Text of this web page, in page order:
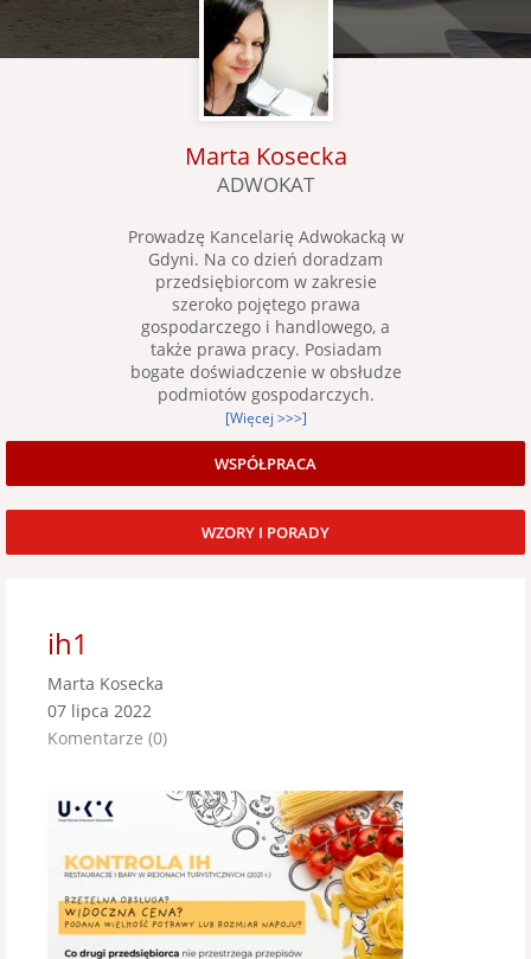
Marta Kosecka
ADWOKAT
Prowadzę Kancelarię Adwokacką w
Gdyni. Na co dzień doradzam
przedsiębiorcom w zakresie
szeroko pojętego prawa
gospodarczego i handlowego, a
także prawa pracy. Posiadam
bogate doświadczenie w obsłudze
podmiotów gospodarczych.
[Więcej >>>]
WSPÓŁPRACA
WZORY I PORADY
ih1
Marta Kosecka
07 lipca 2022
Komentarze (0)